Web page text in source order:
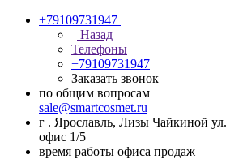
+79109731947
Назад
Телефоны
+79109731947
Заказать звонок
по общим вопросам
sale@smartcosmet.ru
г . Ярославль, Лизы Чайкиной
офис 1/5
время работы офиса продаж